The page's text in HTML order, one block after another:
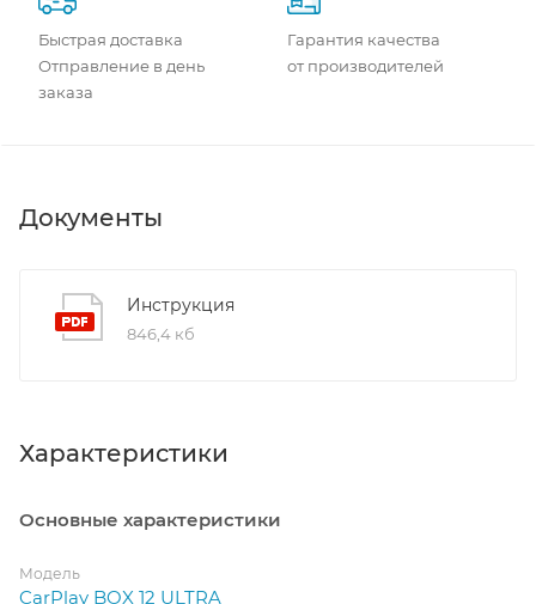
Быстрая доставка
Отправление в день
заказа
Гарантия качества
от производителей
Документы
Инструкция
846,4 кб
Характеристики
Основные характеристики
Модель
CarPlay BOX 12 ULTRA